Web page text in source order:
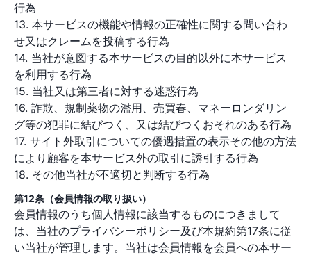
行為
13. 本サービスの機能や情報の正確性に関する問い合わ
せ又はクレームを投稿する行為
14. 当社が意図する本サービスの目的以外に本サービス
を利用する行為
15. 当社又は第三者に対する迷惑行為
16. 詐欺、規制薬物の濫用、売買春、マネーロンダリン
グ等の犯罪に結びつく、又は結びつくおそれのある行為
17. サイト外取引についての優遇措置の表示その他の方法
により顧客を本サービス外の取引に誘引する行為
18. その他当社が不適切と判断する行為
第12条（会員情報の取り扱い）
会員情報のうち個人情報に該当するものにつきまして
は、当社のプライバシーポリシー及び本規約第17条に従
い当社が管理します。当社は会員情報を会員への本サー